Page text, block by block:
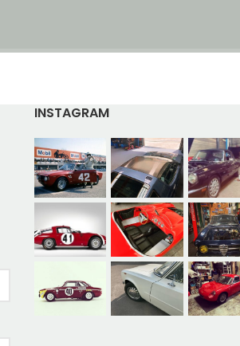
INSTAGRAM